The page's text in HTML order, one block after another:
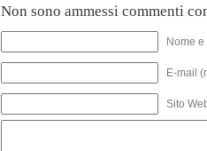
Non sono ammessi commenti
Nome
E-mail
Sito